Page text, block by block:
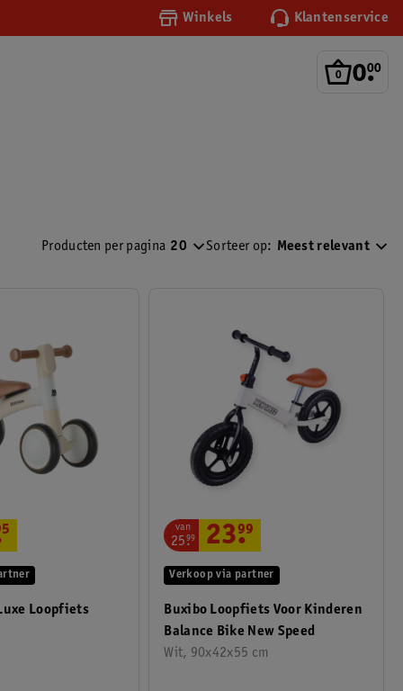
Winkels Klantenservice
0.
00
Producten per pagina 20 Sorteer op: Meest relevant
Loopfiets
Buxibo Loopfiets Voor Kinderen
Balance Bike New Speed
Wit, 90x42x55 cm
Verkoop via partner
van
25.
99 23.
99